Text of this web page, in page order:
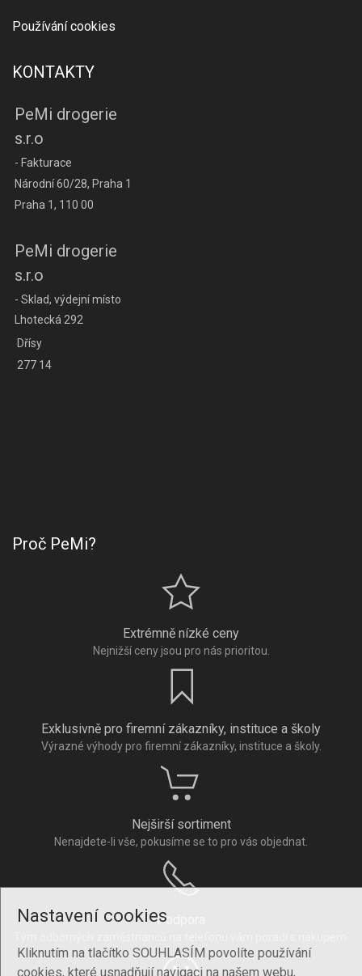
Nastavení cookies
Kliknutím na tlačítko SOUHLASÍM povolíte používání
cookies, které usnadňují navigaci na našem webu,
Používání cookies
KONTAKTY
PeMi drogerie
s.r.o
- Fakturace
Národní 60/28, Praha 1
Praha 1, 110 00
PeMi drogerie
s.r.o
- Sklad, výdejní místo
Lhotecká 292
Dřísy
277 14
Proč PeMi?
Extrémně nízké ceny
Nejnižší ceny jsou pro nás prioritou.
Exklusivně pro firemní zákazníky, instituce a školy
Výrazné výhody pro firemní zákazníky, instituce a školy.
Nejširší sortiment
Nenajdete-li vše, pokusíme se to pro vás objednat.
Podpora